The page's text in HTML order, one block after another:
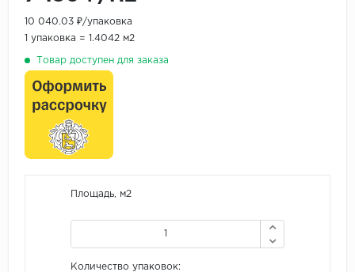
10 040.03 ₽/упаковка
1 упаковка = 1.4042 м2
Товар доступен для заказа
Площадь, м2
Количество упаковок: